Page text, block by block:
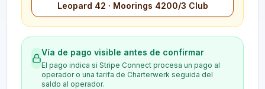
Leopard 42 · Moorings 4200/3 Club
Vía de pago visible antes de confirmar
El pago indica si Stripe Connect procesa un pago al
operador o una tarifa de Charterwerk seguida del
saldo al operador.